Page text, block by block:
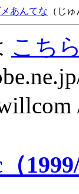
あんてな （じ
こち